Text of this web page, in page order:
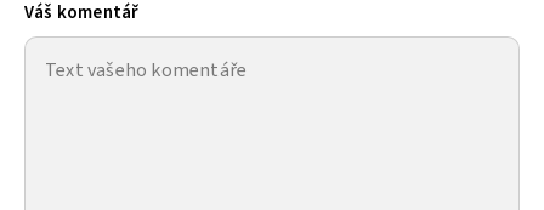
Váš komentář